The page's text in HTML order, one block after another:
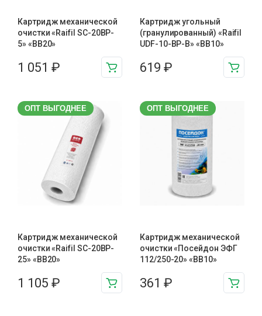
Картридж механической
очистки «Raifil SC-20BP-
5» «BB20»
1 051 ₽
Картридж угольный
(гранулированный) «Raifil
UDF-10-BP-B» «BB10»
619 ₽
ОПТ ВЫГОДНЕЕ
Картридж механической
очистки «Raifil SC-20BP-
25» «BB20»
1 105 ₽
ОПТ ВЫГОДНЕЕ
Картридж механической
очистки «Посейдон ЭФГ
112/250-20» «ВВ10»
361 ₽